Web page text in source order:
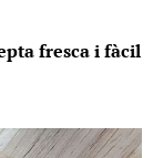
fresca i fàcil